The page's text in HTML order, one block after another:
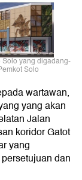
yang digadang-
Solo
wartawan,
yang akan
Jalan
koridor Gatot
yang
dan